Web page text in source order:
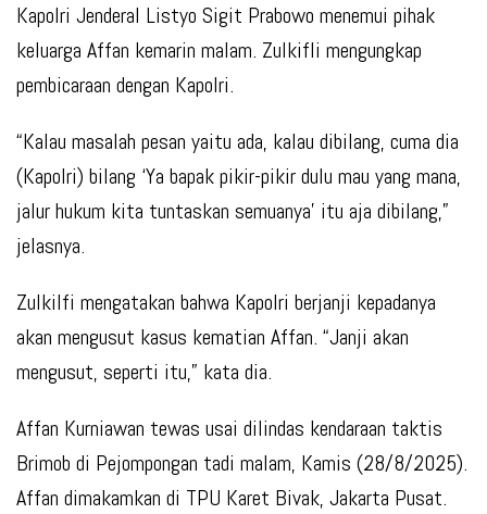
Kapolri Jenderal Listyo Sigit Prabowo menemui pihak
keluarga Affan kemarin malam. Zulkifli mengungkap
pembicaraan dengan Kapolri.
“Kalau masalah pesan yaitu ada, kalau dibilang, cuma dia
(Kapolri) bilang ‘Ya bapak pikir-pikir dulu mau yang mana,
jalur hukum kita tuntaskan semuanya’ itu aja dibilang,”
jelasnya.
Zulkilfi mengatakan bahwa Kapolri berjanji kepadanya
akan mengusut kasus kematian Affan. “Janji akan
mengusut, seperti itu,” kata dia.
Affan Kurniawan tewas usai dilindas kendaraan taktis
Brimob di Pejompongan tadi malam, Kamis (28/8/2025).
Affan dimakamkan di TPU Karet Bivak, Jakarta Pusat.